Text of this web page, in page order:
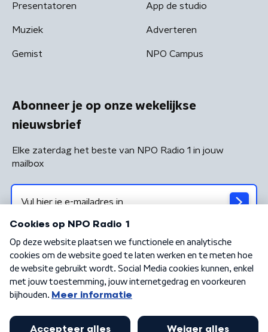
Presentatoren
Muziek
Gemist
App de studio
Adverteren
NPO Campus
Abonneer je op onze wekelijkse
nieuwsbrief
Elke zaterdag het beste van NPO Radio 1 in jouw
mailbox
Algemene voorwaarden